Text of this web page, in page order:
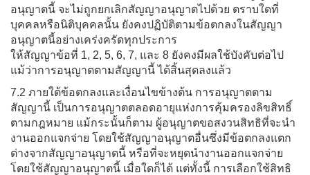
อนุญาตนี้ จะไม่ถูกยกเลิกสัญญาอนุญาตไปด้วย ตราบใดที่
บุคคลหรือนิติบุคคลนั้น ยังคงปฏิบัติตามข้อตกลงในสัญญา
อนุญาตนี้อย่างเคร่งครัดทุกประการ
ให้สัญญาข้อที่ 1, 2, 5, 6, 7, และ 8 ยังคงมีผลใช้บังคับต่อไป
แม้ว่าการอนุญาตตามสัญญานี้ ได้สิ้นสุดลงแล้ว
7.2 ภายใต้ข้อตกลงและเงื่อนไขข้างต้น การอนุญาตตาม
สัญญานี้ เป็นการอนุญาตตลอดอายุแห่งการคุ้มครองลิขสิทธิ์
ตามกฎหมาย แม้กระนั้นก็ตาม ผู้อนุญาตขอสงวนสิทธิที่จะนำ
งานออกแจกจ่าย โดยใช้สัญญาอนุญาตอื่นซึ่งมีข้อตกลงแตก
ต่างจากสัญญาอนุญาตนี้ หรือที่จะหยุดนำงานออกแจกจ่าย
โดยใช้สัญญาอนุญาตนี้ เมื่อใดก็ได้ แต่ทั้งนี้ การเลือกใช้สิทธิ